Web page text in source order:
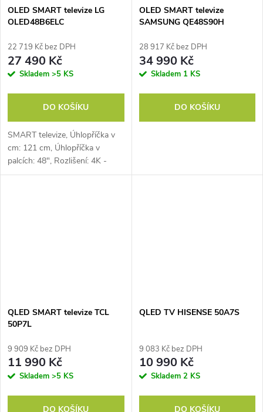
OLED SMART televize LG
OLED48B6ELC
22 719 Kč bez DPH
27 490 Kč
Skladem >5 KS
DO KOŠÍKU
SMART televize, Úhlopříčka v
cm: 121 cm, Úhlopříčka v
palcích: 48", Rozlišení: 4K -
UHD 3840 × 2160, Typ
OLED SMART televize
SAMSUNG QE48S90H
28 917 Kč bez DPH
34 990 Kč
Skladem 1 KS
DO KOŠÍKU
QLED SMART televize TCL
50P7L
9 909 Kč bez DPH
11 990 Kč
Skladem >5 KS
DO KOŠÍKU
QLED TV HISENSE 50A7S
9 083 Kč bez DPH
10 990 Kč
Skladem 2 KS
DO KOŠÍKU